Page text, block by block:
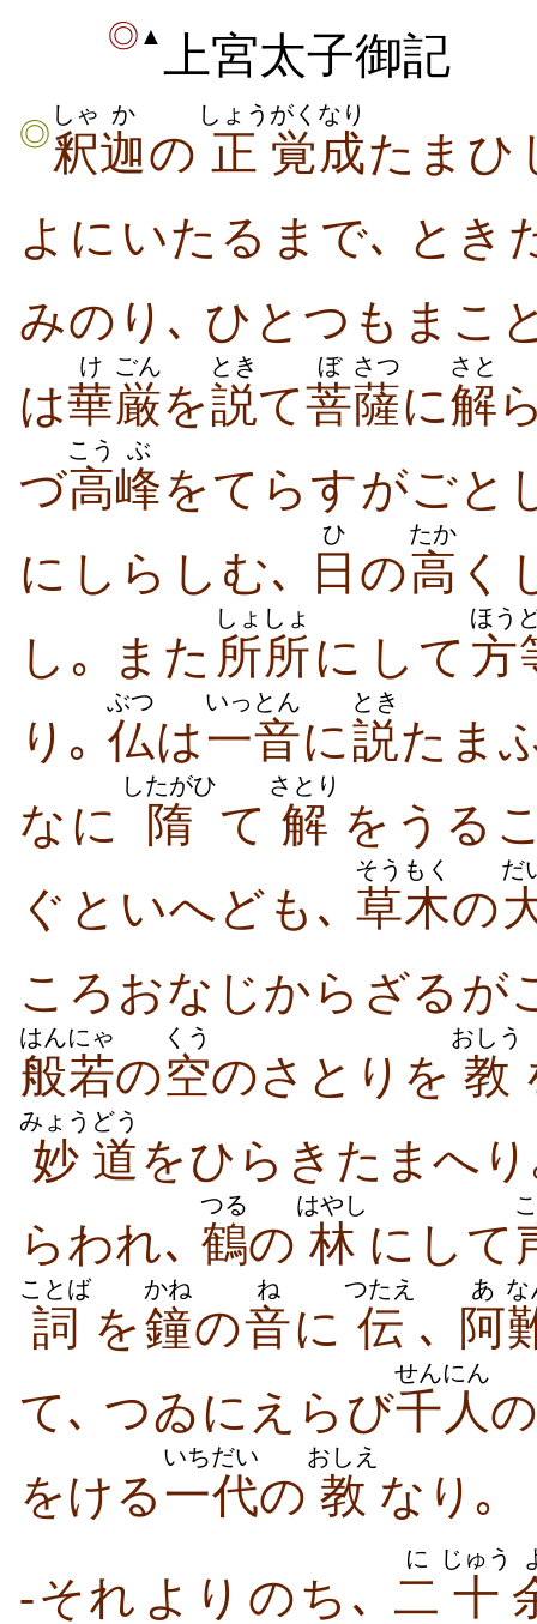
◎ ▲ 上宮太子御記
◎釈
しゃ
迦
か
の 正
しょう
覚
がく
成
なり
たまひ​
よ​に​いたる​まで､ とき​
みのり､ ひとつ​も​まこ
は華
け
厳
ごん
を説
とき
て菩
ぼ
薩
さつ
に解
さと
づ高
こう
峰
ぶ
を​てらす​が​ごと
に​しら​しむ､
日
ひ
の高
たか
く​
し｡ また 所所
しょしょ
に​して 方
ほう
り｡ 仏
ぶつ
は一音
いっとん
に説
とき
たま
な​に
隋
したがひ
て 解
さとり
を​うる​
ぐ​と​いへども､ 草木
そうもく
の
だ
ころ​おなじから​ざる​が​
般若
はんにゃ
の空
くう
の​さとり​を 教
おしう
妙
みょう
道
どう
を​ひらき​たまへ​
らわれ､ 鶴
つる
の 林
はやし
に​して
詞
ことば
を鐘
かね
の音
ね
に 伝
つたえ
､ 阿
あ な
て､ つゐに​えらび千人
せんにん
の
をけ​る一代
いちだい
の 教
おしえ
なり｡
-それ​より​のち､ 二
に
十
じゅう